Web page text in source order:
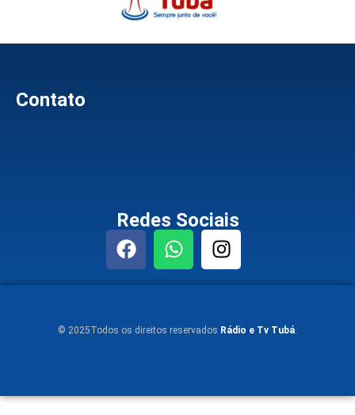
Contato
Redes Sociais
© 2025Todos os direitos reservados Rádio e Tv Tubá.